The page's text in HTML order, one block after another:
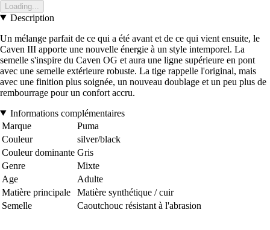
Loading...
Description
Un mélange parfait de ce qui a été avant et de ce qui vient ensuite, le
Caven III apporte une nouvelle énergie à un style intemporel. La
semelle s'inspire du Caven OG et aura une ligne supérieure en pont
avec une semelle extérieure robuste. La tige rappelle l'original, mais
avec une finition plus soignée, un nouveau doublage et un peu plus de
rembourrage pour un confort accru.
Informations complémentaires
Marque
Puma
Couleur
silver/black
Couleur dominante Gris
Genre
Mixte
Age
Adulte
Matière principale
Matière synthétique / cuir
Semelle
Caoutchouc résistant à l'abrasion